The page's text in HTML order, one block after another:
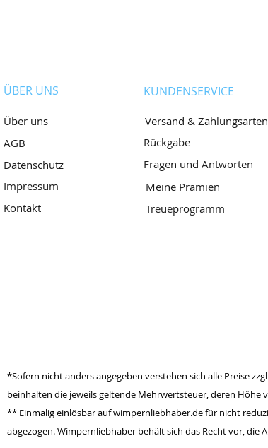
ÜBER UNS
Über uns
AGB
Datenschutz
Impressum
Kontakt
*Sofern nicht anders angegeben verstehen sich alle Preise
beinhalten die jeweils geltende Mehrwertsteuer, deren Höhe
** Einmalig einlösbar auf wimpernliebhaber.de für nicht
abgezogen. Wimpernliebhaber behält sich das Recht vor, die
KUNDENSERVICE
Versand & Zahlungsarten
Rückgabe
Fragen und Antworten
Meine Prämien
Treueprogramm